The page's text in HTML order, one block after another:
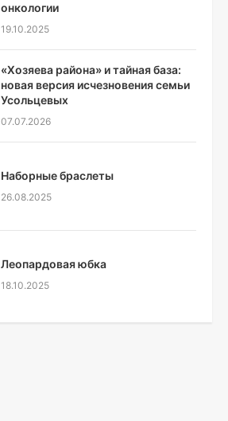
онкологии
19.10.2025
«Хозяева района» и тайная база:
новая версия исчезновения семьи
Усольцевых
07.07.2026
Наборные браслеты
26.08.2025
Леопардовая юбка
18.10.2025